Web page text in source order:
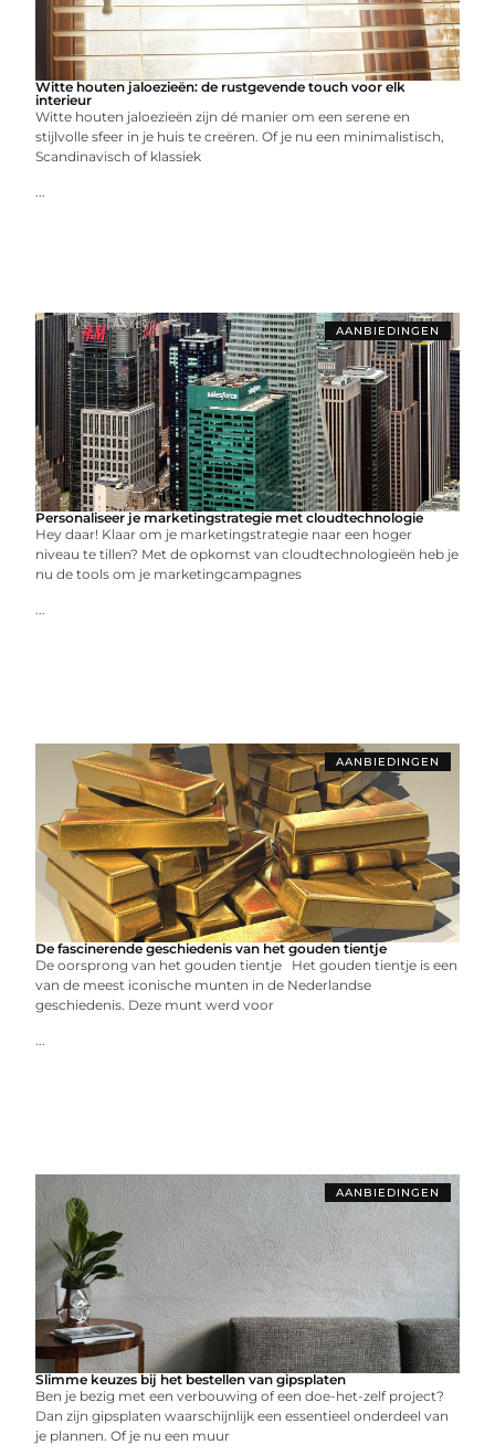
Witte houten jaloezieën: de rustgevende touch voor elk
interieur
Witte houten jaloezieën zijn dé manier om een serene en
stijlvolle sfeer in je huis te creëren. Of je nu een minimalistisch,
Scandinavisch of klassiek
...
AANBIEDINGEN
Personaliseer je marketingstrategie met cloudtechnologie
Hey daar! Klaar om je marketingstrategie naar een hoger
niveau te tillen? Met de opkomst van cloudtechnologieën heb je
nu de tools om je marketingcampagnes
...
AANBIEDINGEN
De fascinerende geschiedenis van het gouden tientje
De oorsprong van het gouden tientje Het gouden tientje is een
van de meest iconische munten in de Nederlandse
geschiedenis. Deze munt werd voor
...
AANBIEDINGEN
Slimme keuzes bij het bestellen van gipsplaten
Ben je bezig met een verbouwing of een doe-het-zelf project?
Dan zijn gipsplaten waarschijnlijk een essentieel onderdeel van
je plannen. Of je nu een muur